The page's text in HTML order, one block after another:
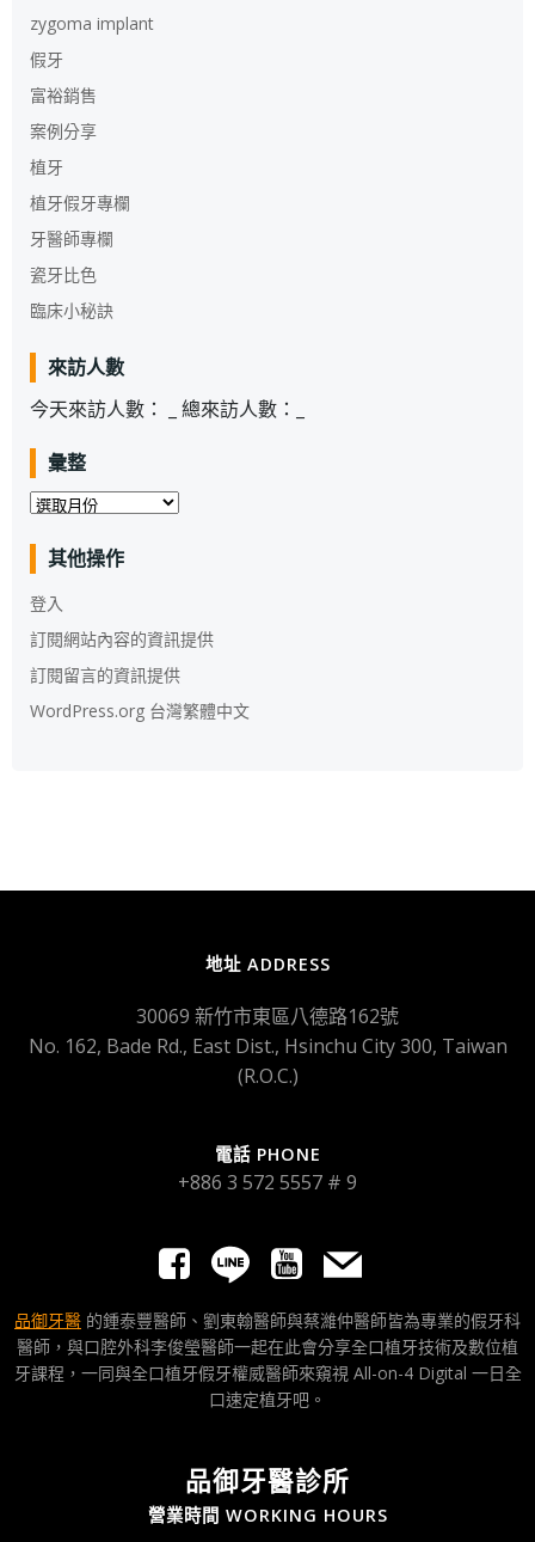
zygoma implant
假牙
富裕銷售
案例分享
植牙
植牙假牙專欄
牙醫師專欄
瓷牙比色
臨床小秘訣
來訪人數
今天來訪人數：
總來訪人數：
彙整
彙
其他操作
登入
訂閱網站內容的資訊提供
訂閱留言的資訊提供
WordPress.org 台灣繁體中文
地址 ADDRESS
30069 新竹市東區八德路162號
No. 162, Bade Rd., East Dist., Hsinchu City 300, Taiwan
(R.O.C.)
電話 PHONE
+886 3 572 5557 # 9
品御牙醫 的鍾泰豐醫師、劉東翰醫師與蔡濰仲醫師皆為專業的假牙科
醫師，與口腔外科李俊瑩醫師一起在此會分享全口植牙技術及數位植
牙課程，一同與全口植牙假牙權威醫師來窺視 All-on-4 Digital 一日全
口速定植牙吧。
品御牙醫診所
營業時間 WORKING HOURS